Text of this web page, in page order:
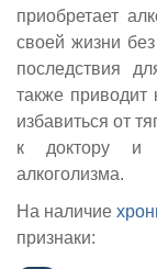
приобретает
своей жизни
последствия
также приводит
избавиться от
к доктору и
алкоголизма.
На наличие
признаки: